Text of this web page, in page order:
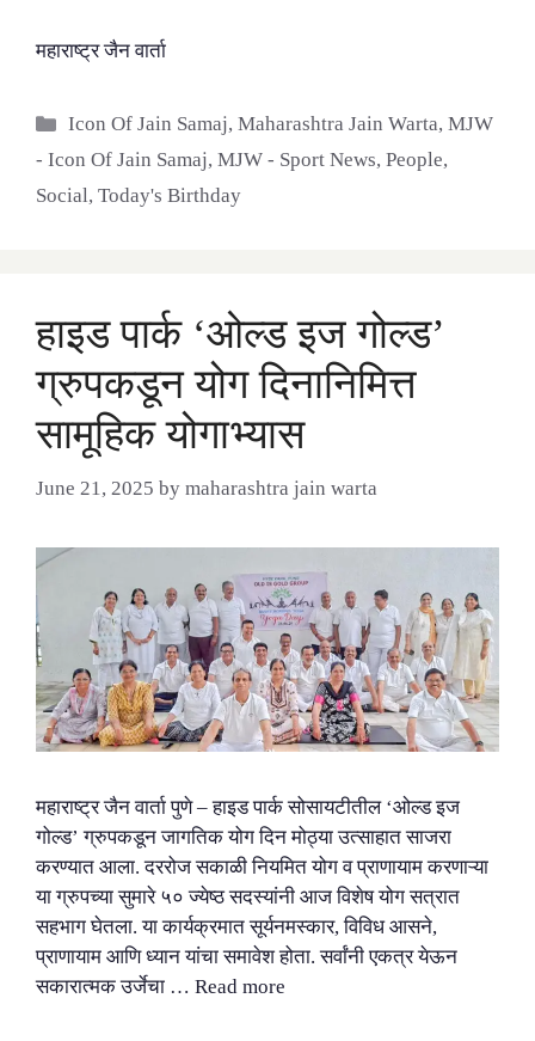
महाराष्ट्र जैन वार्ता
Categories
Icon Of Jain Samaj,Maharashtra Jain Warta,MJW
- Icon Of Jain Samaj, MJW - Sport News, People,
Social, Today's Birthday
हाइड पार्क ‘ओल्ड इज गोल्ड’
ग्रुपकडून योग दिनानिमित्त
सामूहिक योगाभ्यास
June 21, 2025 by maharashtra jain warta
महाराष्ट्र जैन वार्ता पुणे – हाइड पार्क सोसायटीतील ‘ओल्ड इज
गोल्ड’ ग्रुपकडून जागतिक योग दिन मोठ्या उत्साहात साजरा
करण्यात आला. दररोज सकाळी नियमित योग व प्राणायाम करणाऱ्या
या ग्रुपच्या सुमारे ५० ज्येष्ठ सदस्यांनी आज विशेष योग सत्रात
सहभाग घेतला. या कार्यक्रमात सूर्यनमस्कार, विविध आसने,
प्राणायाम आणि ध्यान यांचा समावेश होता. सर्वांनी एकत्र येऊन
सकारात्मक उर्जेचा … Read more